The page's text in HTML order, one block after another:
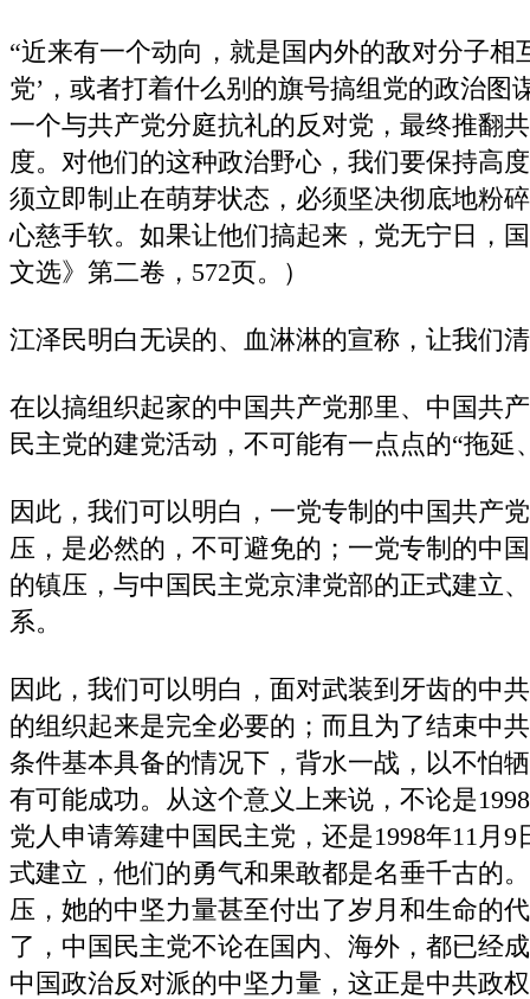
“近来有一个动向，就是国内外的敌对分子相
党’，或者打着什么别的旗号搞组党的政治图
一个与共产党分庭抗礼的反对党，最终推翻
度。对他们的这种政治野心，我们要保持高
须立即制止在萌芽状态，必须坚决彻底地粉
心慈手软。如果让他们搞起来，党无宁日，
文选》第二卷，572页。）
江泽民明白无误的、血淋淋的宣称，让我们
在以搞组织起家的中国共产党那里、中国共
民主党的建党活动，不可能有一点点的“拖延
因此，我们可以明白，一党专制的中国共产
压，是必然的，不可避免的；一党专制的中
的镇压，与中国民主党京津党部的正式建立
系。
因此，我们可以明白，面对武装到牙齿的中
的组织起来是完全必要的；而且为了结束中
条件基本具备的情况下，背水一战，以不怕
有可能成功。从这个意义上来说，不论是
党人申请筹建中国民主党，还是1998年11月
式建立，他们的勇气和果敢都是名垂千古的
压，她的中坚力量甚至付出了岁月和生命的
了，中国民主党不论在国内、海外，都已经
中国政治反对派的中坚力量，这正是中共政